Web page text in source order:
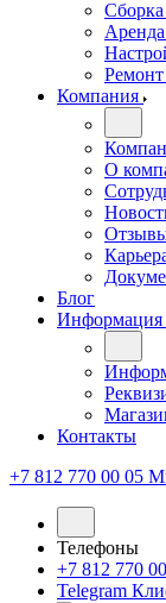
Компания
О
Блог
Информация
Контакты
+7 812 770 00 05
Телефоны
+7 812 770
Telegram